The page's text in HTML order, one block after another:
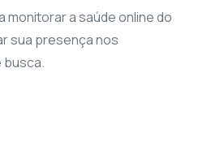
monitorar a saúde online do
sua presença nos
busca.